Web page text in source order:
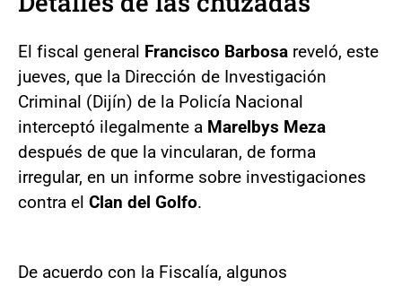
El fiscal general Francisco Barbosa reveló, este
jueves, que la Dirección de Investigación
Criminal (Dijín) de la Policía Nacional
interceptó ilegalmente a Marelbys Meza
después de que la vincularan, de forma
irregular, en un informe sobre investigaciones
contra el Clan del Golfo.
De acuerdo con la Fiscalía, algunos